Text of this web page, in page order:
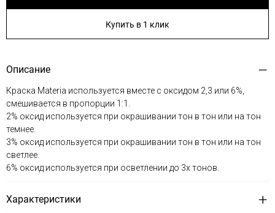
Купить в 1 клик
Описание
Краска Materia используется вместе с оксидом 2,3 или 6%,
смешивается в пропорции 1:1.
2% оксид используется при окрашивании тон в тон или на тон
темнее.
3% оксид используется при окрашивании тон в тон или на тон
светлее.
6% оксид используется при осветлении до 3х тонов.
Характеристики